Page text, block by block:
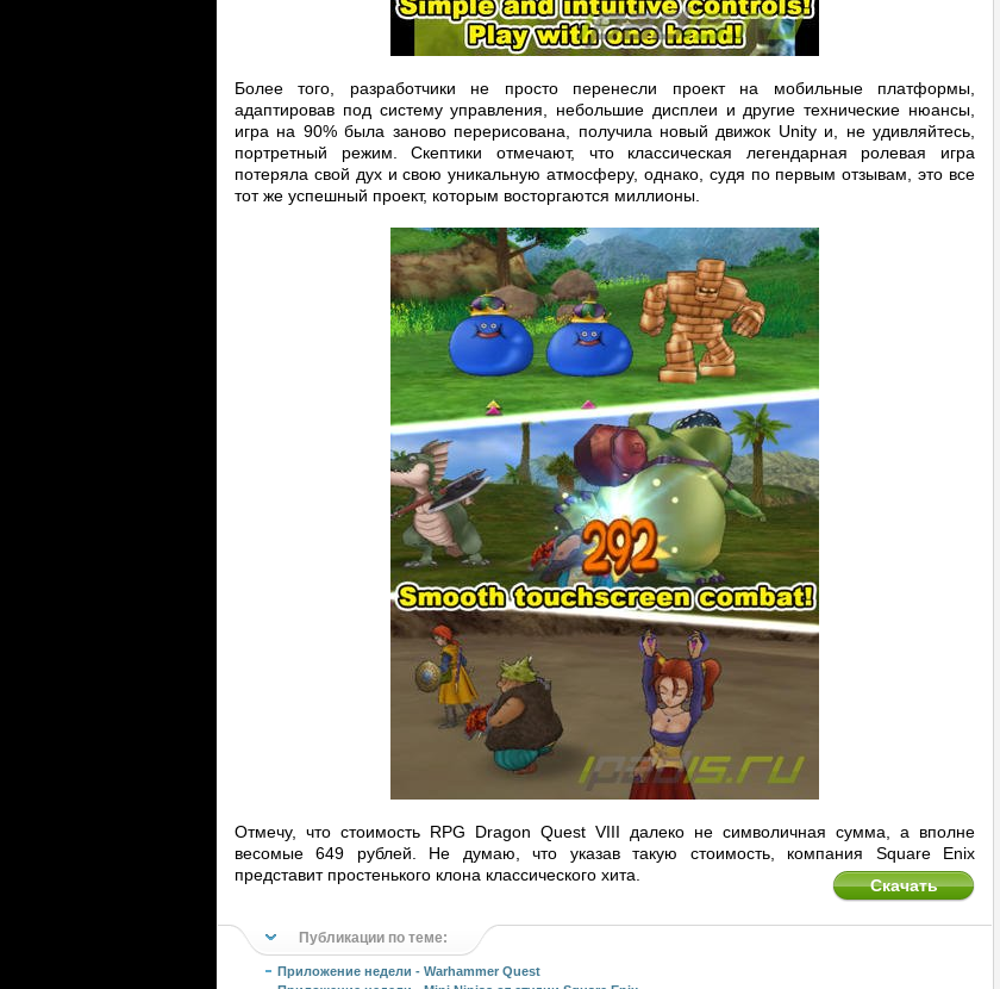
Более того, разработчики не просто перенесли проект на мобильные платформы,
адаптировав под систему управления, небольшие дисплеи и другие технические нюансы,
игра на 90% была заново перерисована, получила новый движок Unity и, не удивляйтесь,
портретный режим. Скептики отмечают, что классическая легендарная ролевая игра
потеряла свой дух и свою уникальную атмосферу, однако, судя по первым отзывам, это все
тот же успешный проект, которым восторгаются миллионы.
Отмечу, что стоимость RPG Dragon Quest VIII далеко не символичная сумма, а вполне
весомые 649 рублей. Не думаю, что указав такую стоимость, компания Square Enix
представит простенького клона классического хита.
Скачать
Публикации по теме:
Приложение недели - Warhammer Quest